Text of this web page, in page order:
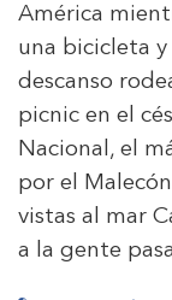
América
una bicicleta y
descanso
picnic en el
Nacional, el
por el
vistas al mar
a la gente